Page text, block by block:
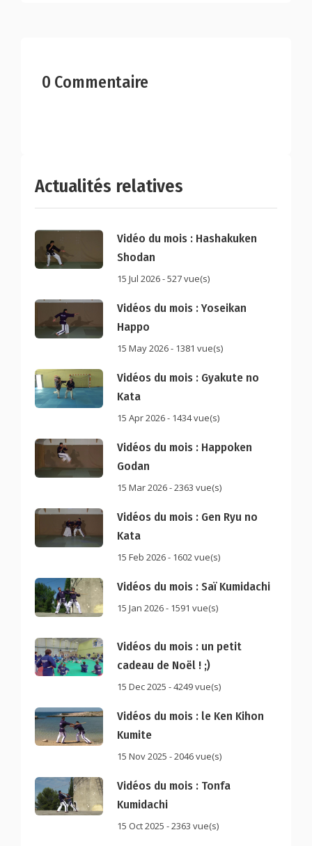
0 Commentaire
Actualités relatives
Vidéo du mois : Hashakuken
Shodan
15 Jul 2026 - 527 vue(s)
Vidéos du mois : Yoseikan
Happo
15 May 2026 - 1381 vue(s)
Vidéos du mois : Gyakute no
Kata
15 Apr 2026 - 1434 vue(s)
Vidéos du mois : Happoken
Godan
15 Mar 2026 - 2363 vue(s)
Vidéos du mois : Gen Ryu no
Kata
15 Feb 2026 - 1602 vue(s)
Vidéos du mois : Saï Kumidachi
15 Jan 2026 - 1591 vue(s)
Vidéos du mois : un petit
cadeau de Noël ! ;)
15 Dec 2025 - 4249 vue(s)
Vidéos du mois : le Ken Kihon
Kumite
15 Nov 2025 - 2046 vue(s)
Vidéos du mois : Tonfa
Kumidachi
15 Oct 2025 - 2363 vue(s)